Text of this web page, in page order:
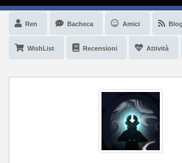
Ren Bacheca Amici Blog
WishList Recensioni Attività